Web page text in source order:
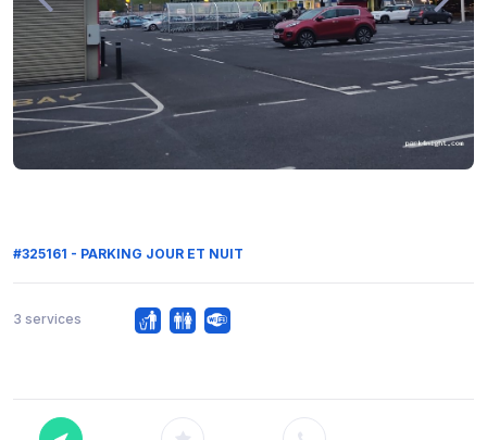
#325161 - PARKING JOUR ET NUIT
3 services